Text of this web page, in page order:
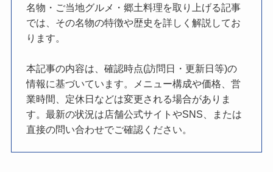
名物・ご当地グルメ・郷土料理を取り上げる記事
では、その名物の特徴や歴史を詳しく解説してお
ります。
本記事の内容は、確認時点(訪問日・更新日等)の
情報に基づいています。メニュー構成や価格、営
業時間、定休日などは変更される場合がありま
す。最新の状況は店舗公式サイトやSNS、または
直接の問い合わせでご確認ください。